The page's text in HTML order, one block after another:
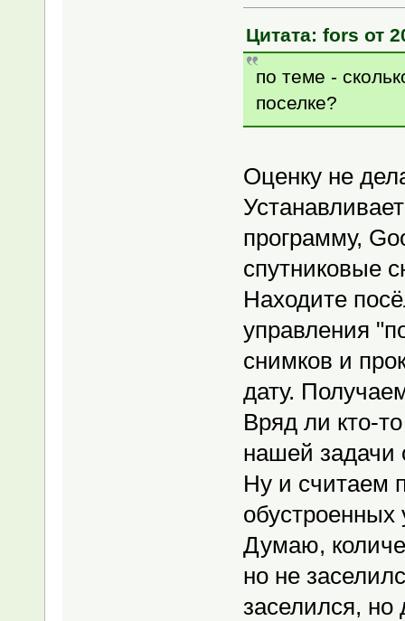
Цитата: fors от
по теме -
поселке?
Оценку не
программу,
спутниковые
Находите
управления
снимков и
дату.
Вряд ли кто-
нашей задачи
Ну и считаем
обустроенных
Думаю,
но не
заселился,